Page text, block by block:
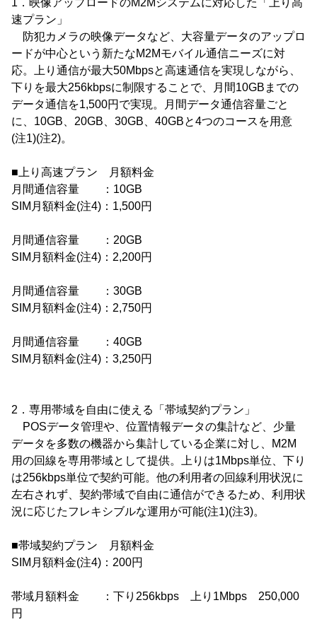
1．映像アップロードのM2Mシステムに対応した「上り高
速プラン」
防犯カメラの映像データなど、大容量データのアップロ
ードが中心という新たなM2Mモバイル通信ニーズに対
応。上り通信が最大50Mbpsと高速通信を実現しながら、
下りを最大256kbpsに制限することで、月間10GBまでの
データ通信を1,500円で実現。月間データ通信容量ごと
に、10GB、20GB、30GB、40GBと4つのコースを用意
(注1)(注2)。
■上り高速プラン 月額料金
月間通信容量 ：10GB
SIM月額料金(注4)：1,500円
月間通信容量 ：20GB
SIM月額料金(注4)：2,200円
月間通信容量 ：30GB
SIM月額料金(注4)：2,750円
月間通信容量 ：40GB
SIM月額料金(注4)：3,250円
2．専用帯域を自由に使える「帯域契約プラン」
POSデータ管理や、位置情報データの集計など、少量
データを多数の機器から集計している企業に対し、M2M
用の回線を専用帯域として提供。上りは1Mbps単位、下り
は256kbps単位で契約可能。他の利用者の回線利用状況に
左右されず、契約帯域で自由に通信ができるため、利用状
況に応じたフレキシブルな運用が可能(注1)(注3)。
■帯域契約プラン 月額料金
SIM月額料金(注4)：200円
帯域月額料金 ：下り256kbps 上り1Mbps 250,000
円